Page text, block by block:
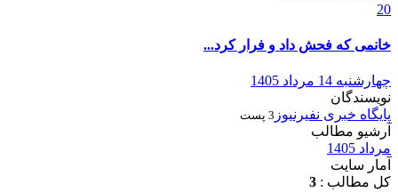
20
خانمی که فحش داد و فرار کرد...
چهارشنبه 14 مرداد 1405
نویسندگان
پایگاه خبری نفیرنیوز 3 پست
آرشیو مطالب
مرداد 1405
آمار سایت
کل مطالب : 3